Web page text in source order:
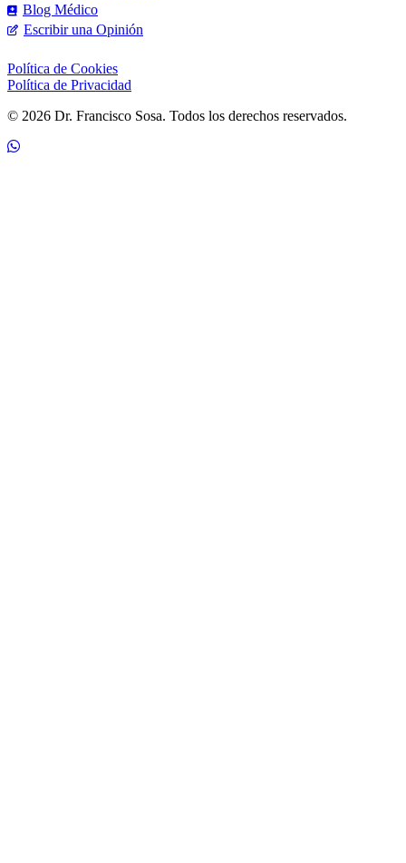
Blog Médico
Escribir una Opinión
Política de Cookies
Política de Privacidad
© 2026 Dr. Francisco Sosa. Todos los derechos reservados.